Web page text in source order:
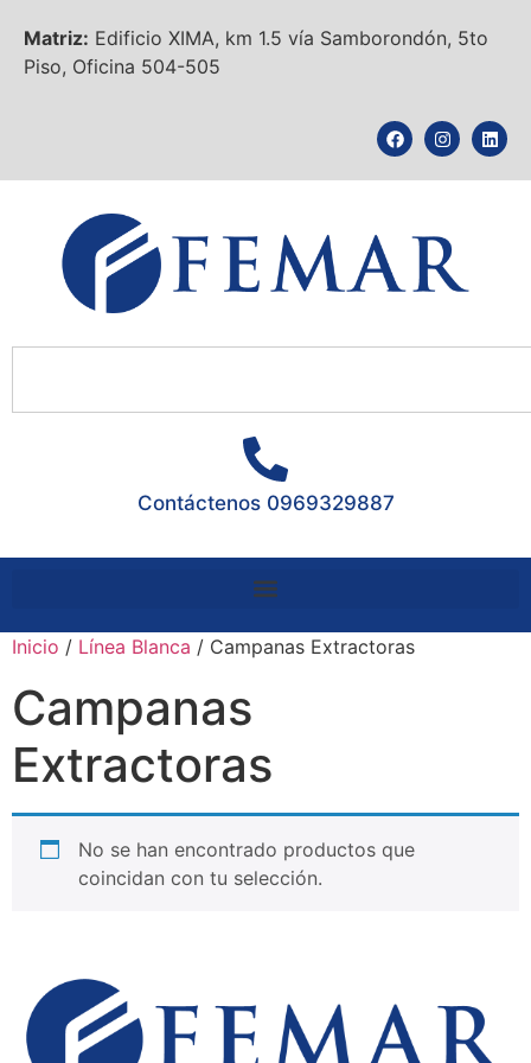
Matriz: Edificio XIMA, km 1.5 vía Samborondón, 5to
Piso, Oficina 504-505
Contáctenos 0969329887
Inicio / Línea Blanca / Campanas Extractoras
Campanas
Extractoras
No se han encontrado productos que
coincidan con tu selección.